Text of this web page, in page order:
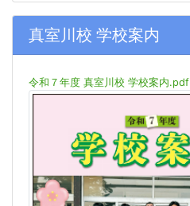
真室川校 学校案内
令和７年度 真室川校 学校案内.pdf